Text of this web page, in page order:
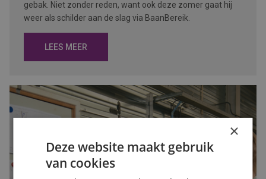
gebak. Niet zonder reden, want ook deze zomer gaat hij
weer als schilder aan de slag via BaanBereik.
LEES MEER
×
Deze website maakt gebruik
van cookies